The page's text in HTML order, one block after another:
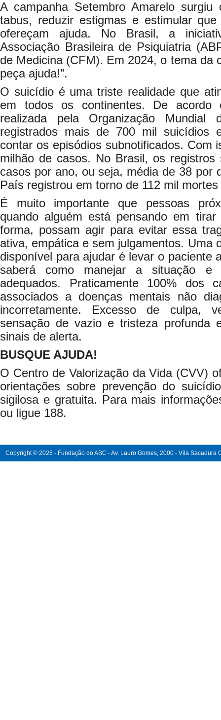
A campanha Setembro Amarelo
tabus, reduzir estigmas e estimular
ofereçam ajuda. No Brasil, a
Associação Brasileira de Psiquiatria
de Medicina (CFM). Em 2024, o tema da
peça ajuda!”.
O suicídio é uma triste realidade que
em todos os continentes. De acordo
realizada pela Organização
registrados mais de 700 mil suicídios
contar os episódios subnotificados. Com
milhão de casos. No Brasil, os
casos por ano, ou seja, média de 38 por
País registrou em torno de 112 mil
É muito importante que pessoas
quando alguém está pensando em
forma, possam agir para evitar essa
ativa, empática e sem julgamentos. Uma
disponível para ajudar é levar o paciente
saberá como manejar a situação e
adequados. Praticamente 100% dos
associados a doenças mentais não
incorretamente. Excesso de culpa,
sensação de vazio e tristeza profunda
sinais de alerta.
BUSQUE AJUDA!
O Centro de Valorização da Vida (CVV)
orientações sobre prevenção do
sigilosa e gratuita. Para mais
ou ligue 188.
Copyright © 2026 - Fundação do ABC - Av. Lauro Gomes, 2000 - Vila